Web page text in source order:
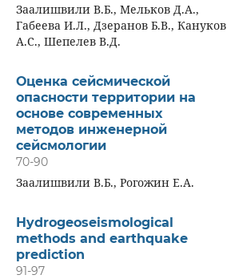
Заалишвили В.Б., Мельков Д.А.,
Габеева И.Л., Дзеранов Б.В., Кануков
А.С., Шепелев В.Д.
Оценка сейсмической
опасности территории на
основе современных
методов инженерной
сейсмологии
70-90
Заалишвили В.Б., Рогожин Е.А.
Hydrogeoseismological
methods and earthquake
prediction
91-97